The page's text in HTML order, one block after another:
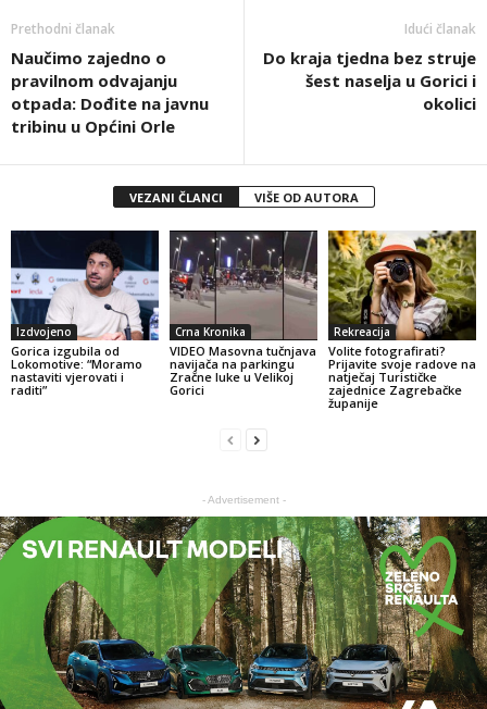
Prethodni članak
Naučimo zajedno o
pravilnom odvajanju
otpada: Dođite na javnu
tribinu u Općini Orle
Idući članak
Do kraja tjedna bez struje
šest naselja u Gorici i
okolici
VEZANI ČLANCI VIŠE OD AUTORA
Izdvojeno
Gorica izgubila od
Lokomotive: “Moramo
nastaviti vjerovati i
raditi”
Crna Kronika
VIDEO Masovna tučnjava
navijača na parkingu
Zračne luke u Velikoj
Gorici
Rekreacija
Volite fotografirati?
Prijavite svoje radove na
natječaj Turističke
zajednice Zagrebačke
županije
- Advertisement -